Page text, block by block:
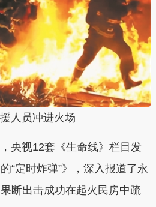
人员冲进火场
视12套《生命线》栏目发
“定时炸弹”》，深入报道了永
断出击成功在起火民房中疏